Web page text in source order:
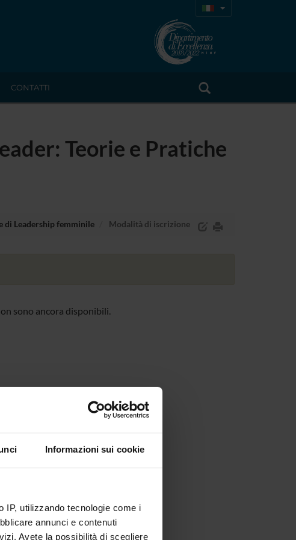
Informazioni sui cookie
IP, utilizzando tecnologie come i
annunci e contenuti
Avete la possibilità di scegliere
CONTATTI
Teorie e Pratiche
di Leadership femminile Modalità di iscrizione
sono ancora disponibili.